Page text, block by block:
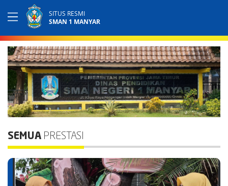
SITUS RESMI
SMAN 1 MANYAR
SEMUA PRESTASI